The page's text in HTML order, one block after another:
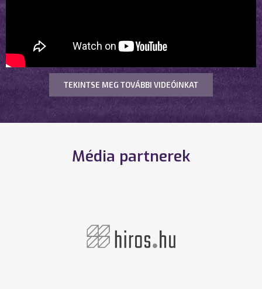
TEKINTSE MEG TOVÁBBI VIDEÓINKAT
Média partnerek